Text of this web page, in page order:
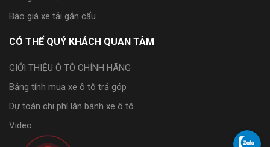
Báo giá xe tải gắn cẩu
CÓ THỂ QUÝ KHÁCH QUAN TÂM
GIỚI THIỆU Ô TÔ CHÍNH HÃNG
Bảng tính mua xe ô tô trả góp
Dự toán chi phí lăn bánh xe ô tô
Video